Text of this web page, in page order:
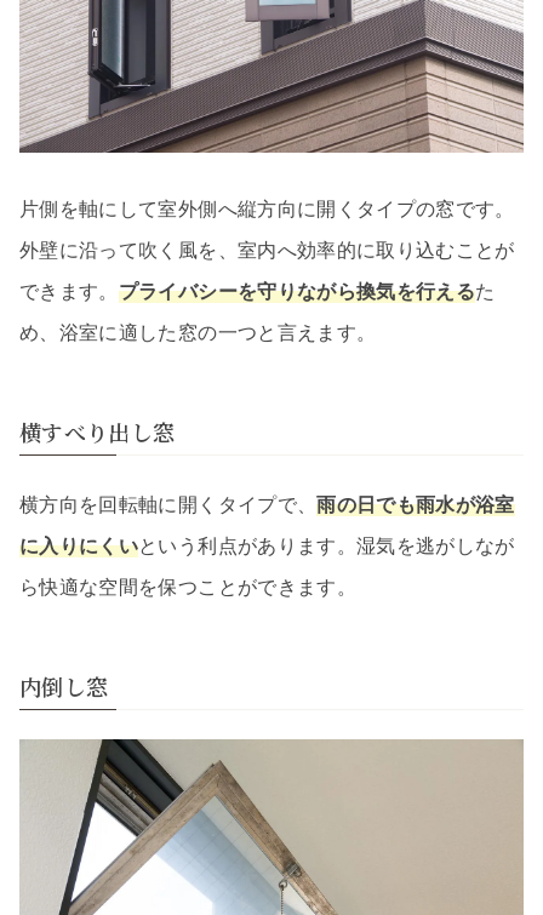
片側を軸にして室外側へ縦方向に開くタイプの窓です。
外壁に沿って吹く風を、室内へ効率的に取り込むことが
できます。 プライバシーを守りながら換気を行えるた
め、浴室に適した窓の一つと言えます。
横すべり出し窓
横方向を回転軸に開くタイプで、雨の日でも雨水が浴室
に入りにくいという利点があります。湿気を逃がしなが
ら快適な空間を保つことができます。
内倒し窓